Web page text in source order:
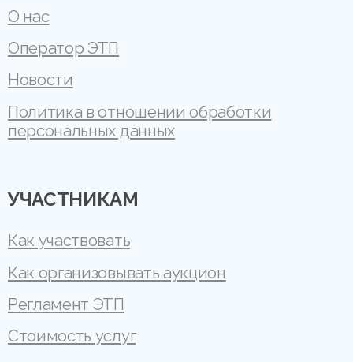
О нас
Оператор ЭТП
Новости
Политика в отношении обработки
персональных данных
УЧАСТНИКАМ
Как участвовать
Как организовывать аукцион
Регламент ЭТП
Стоимость услуг